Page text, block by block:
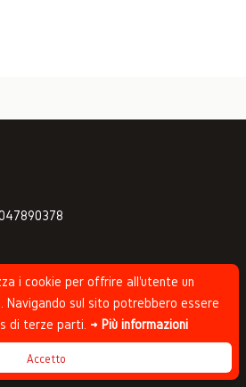
sviluppato da
i cookie per offrire all'utente un
Navigando sul sito potrebbero essere
di terze parti. → Più informazioni
Accetto